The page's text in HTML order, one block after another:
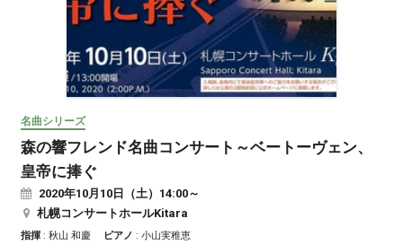
名曲シリーズ
森の響フレンド名曲コンサート～ベートーヴェン、
皇帝に捧ぐ
2020年10月 10 日（土）14:00～
札幌コンサートホールKitara
指揮 : 秋山 和慶 ピアノ : 小山実稚恵